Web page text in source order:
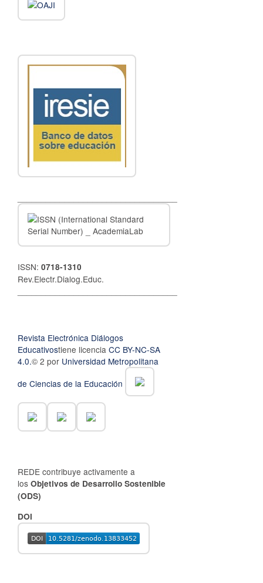
ISSN: 0718-1310
Rev.Electr.Dialog.Educ.
Revista Electrónica Diálogos
Educativostiene licencia CC BY-NC-SA
4.0.© 2 por Universidad Metropolitana
de Ciencias de la Educación
REDE contribuye activamente a
los Objetivos de Desarrollo Sostenible
(ODS)
DOI